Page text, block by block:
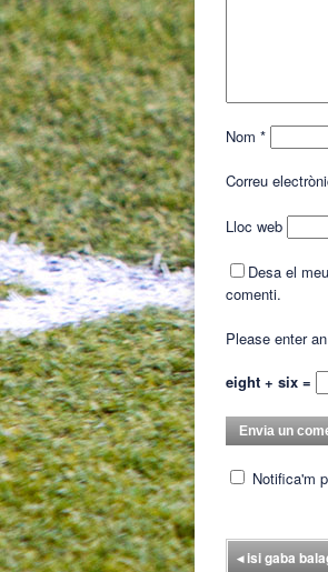
Nom *
Correu
Lloc web
Desa el
comenti.
Please enter
eight + six =
Notifica'm
◂isi gaba